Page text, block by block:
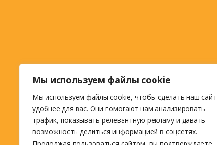
Мы используем файлы cookie
Мы используем файлы cookie, чтобы сделать наш сайт
удобнее для вас. Они помогают нам анализировать
трафик, показывать релевантную рекламу и давать
возможность делиться информацией в соцсетях.